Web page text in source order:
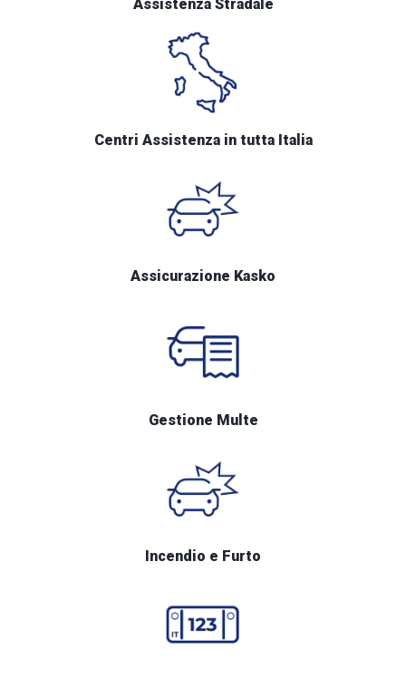
Assistenza Stradale
Centri Assistenza in tutta Italia
Assicurazione Kasko
Gestione Multe
Incendio e Furto